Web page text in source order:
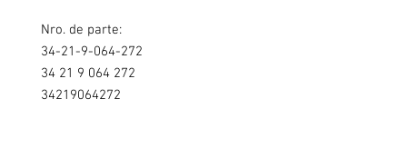
Nro. de parte:
34-21-9-064-272
34 21 9 064 272
34219064272